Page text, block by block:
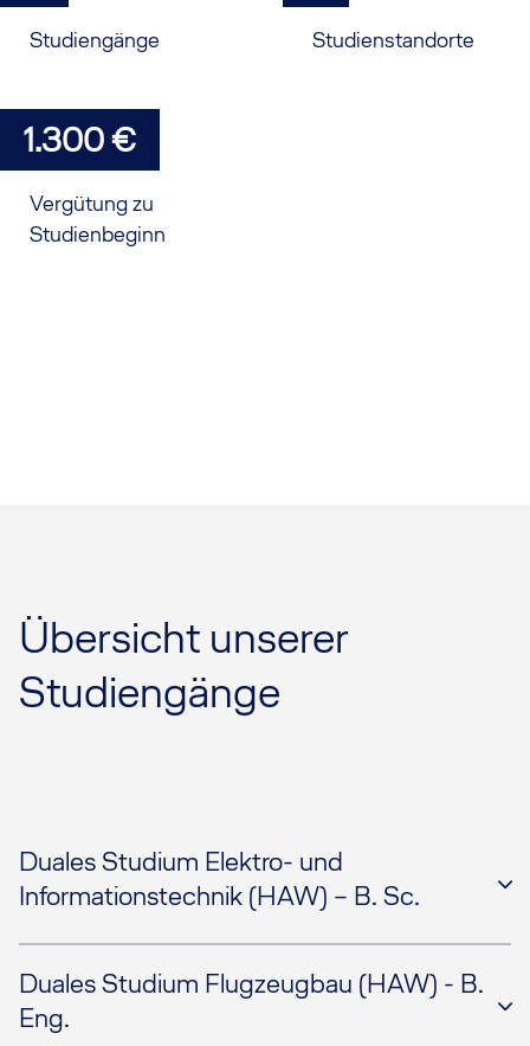
Studiengänge Studienstandorte
1.300 €
Vergütung zu
Studienbeginn
Übersicht unserer
Studiengänge
Duales Studium Elektro- und
Informationstechnik (HAW) – B. Sc.
Duales Studium Flugzeugbau (HAW) - B.
Eng.